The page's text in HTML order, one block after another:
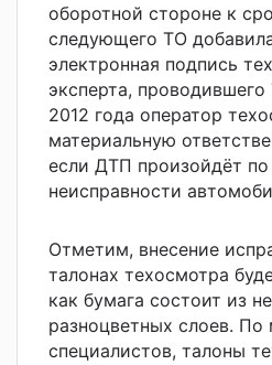
оборотной стороне к
следующего ТО
электронная подпись
эксперта,
2012 года оператор
материальную
если ДТП произойдёт по
неисправности
Отметим, внесение
талонах техосмотра
как бумага состоит из
разноцветных слоев. По
специалистов, талоны